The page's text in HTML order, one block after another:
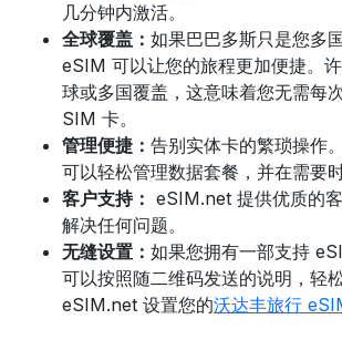
几分钟内激活。
全球覆盖： 如果巴巴多斯只是您多
eSIM 可以让您的旅程更加便捷。
球或多国覆盖，这意味着您无需每
SIM 卡。
管理便捷： 告别实体卡的繁琐操作
可以轻松管理数据套餐，并在需要
客户支持： eSIM.net 提供优质的
解决任何问题。
无缝设置： 如果您拥有一部支持
可以按照随二维码发送的说明， 轻
eSIM.net 设置您的沃达丰旅行